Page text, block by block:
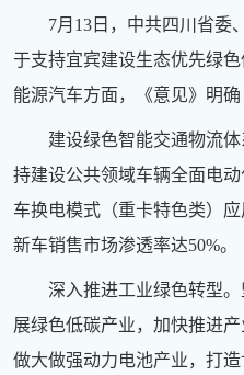
7月13日，中共四川省委
于支持宜宾建设生态优先绿
能源汽车方面，《意见》明确
建设绿色智能交通物流
持建设公共领域车辆全面电
车换电模式（重卡特色类）
新车销售市场渗透率达50%。
深入推进工业绿色转型
展绿色低碳产业，加快推进
做大做强动力电池产业，打